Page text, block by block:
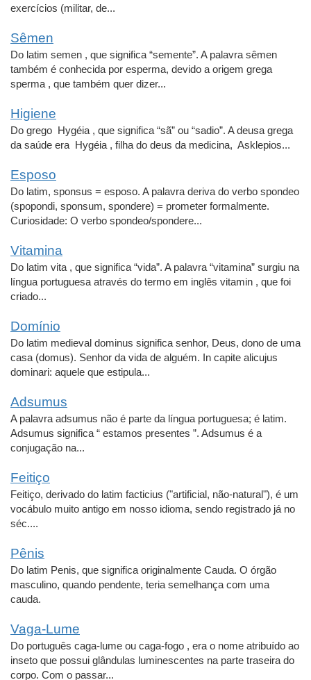
exercícios (militar, de...
Sêmen
Do latim semen , que significa “semente”. A palavra sêmen
também é conhecida por esperma, devido a origem grega
sperma , que também quer dizer...
Higiene
Do grego Hygéia , que significa “sã” ou “sadio”. A deusa grega
da saúde era Hygéia , filha do deus da medicina, Asklepios...
Esposo
Do latim, sponsus = esposo. A palavra deriva do verbo spondeo
(spopondi, sponsum, spondere) = prometer formalmente.
Curiosidade: O verbo spondeo/spondere...
Vitamina
Do latim vita , que significa “vida”. A palavra “vitamina” surgiu na
língua portuguesa através do termo em inglês vitamin , que foi
criado...
Domínio
Do latim medieval dominus significa senhor, Deus, dono de uma
casa (domus). Senhor da vida de alguém. In capite alicujus
dominari: aquele que estipula...
Adsumus
A palavra adsumus não é parte da língua portuguesa; é latim.
Adsumus significa “ estamos presentes ”. Adsumus é a
conjugação na...
Feitiço
Feitiço, derivado do latim facticius ("artificial, não-natural"), é um
vocábulo muito antigo em nosso idioma, sendo registrado já no
séc....
Pênis
Do latim Penis, que significa originalmente Cauda. O órgão
masculino, quando pendente, teria semelhança com uma
cauda.
Vaga-Lume
Do português caga-lume ou caga-fogo , era o nome atribuído ao
inseto que possui glândulas luminescentes na parte traseira do
corpo. Com o passar...